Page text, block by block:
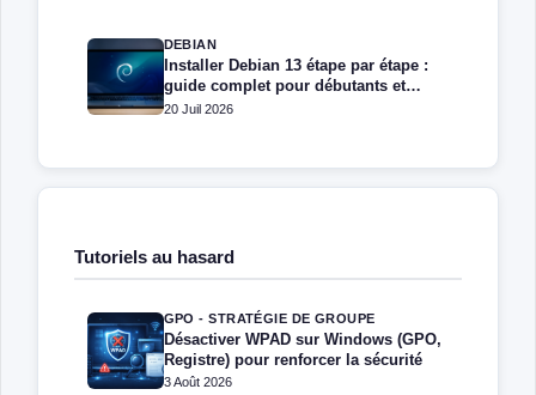
DEBIAN
Installer Debian 13 étape par étape :
guide complet pour débutants et
administrateurs
20 Juil 2026
Tutoriels au hasard
GPO - STRATÉGIE DE GROUPE
Désactiver WPAD sur Windows (GPO,
Registre) pour renforcer la sécurité
3 Août 2026